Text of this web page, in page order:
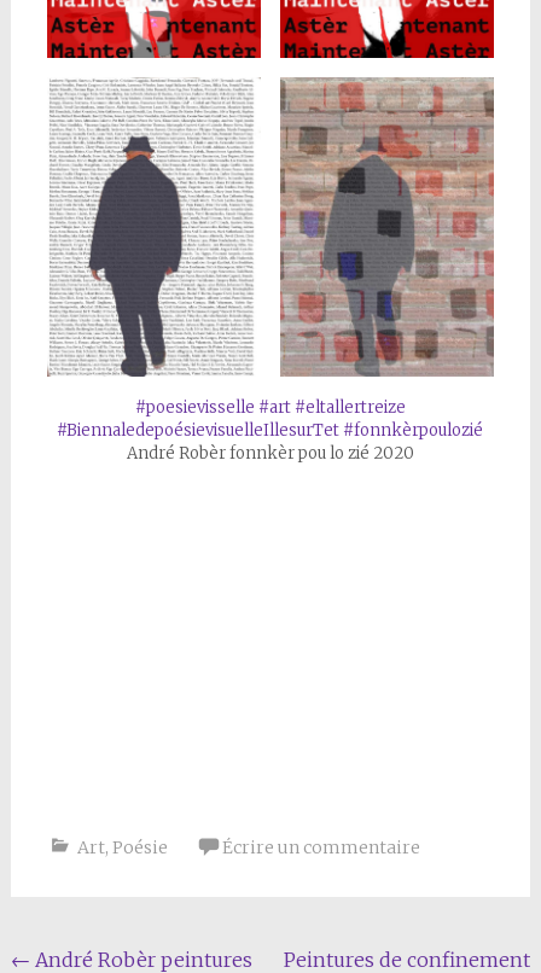
#poesievisselle #art #eltallertreize
#BiennaledepoésievisuelleIllesurTet #fonnkèrpoulozié
André Robèr fonnkèr pou lo zié 2020
Art, Poésie Écrire un commentaire
Navigation
← André Robèr peintures Peintures de confinement